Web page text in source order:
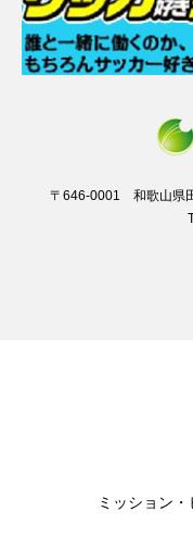
〒646-0001 和歌山県
ミッション・